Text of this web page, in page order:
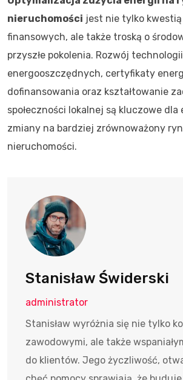
nieruchomości jest nie tylko
finansowych, ale także troską o
przyszłe pokolenia. Rozwój technologii
energooszczędnych, certyfikaty
dofinansowania oraz kształtowanie
społeczności lokalnej są kluczowe
zmiany na bardziej zrównoważony
nieruchomości.
Stanisław Świderski
administrator
Stanisław wyróżnia się nie tylko
zawodowymi, ale także
do klientów. Jego życzliwość,